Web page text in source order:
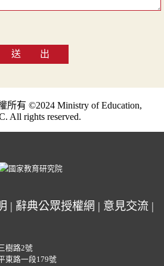
送 出
所有 ©2024 Ministry of Education,
All rights reserved.
| 辭典公眾授權網 | 意見交流 |
樹路2號
東路一段179號